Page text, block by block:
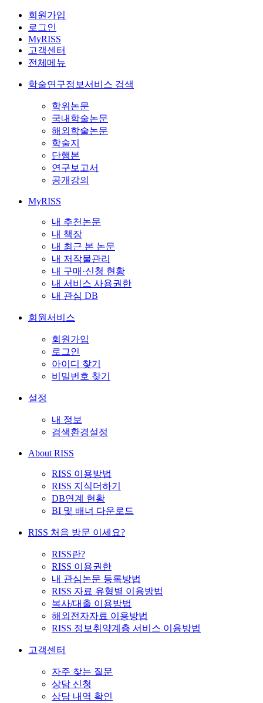
회원가입
로그인
MyRISS
고객센터
전체메뉴
학술연구정보서비스 검색
학위논문
국내학술논문
해외학술논문
학술지
단행본
연구보고서
공개강의
MyRISS
내 추천논문
내 책장
내 최근 본 논문
내 저작물관리
내 구매·신청 현황
내 서비스 사용권한
내 관심 DB
회원서비스
회원가입
로그인
아이디 찾기
비밀번호 찾기
설정
내 정보
검색환경설정
About RISS
RISS 이용방법
RISS 지식더하기
DB연계 현황
BI 및 배너 다운로드
RISS 처음 방문 이세요?
RISS란?
RISS 이용권한
내 관심논문 등록방법
RISS 자료 유형별 이용방법
복사/대출 이용방법
해외전자자료 이용방법
RISS 정보취약계층 서비스 이용방법
고객센터
자주 찾는 질문
상담 신청
상담 내역 확인